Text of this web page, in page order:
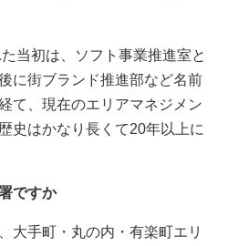
当初は、ソフト事業推進室と
に街ブランド推進部など名前
て、現在のエリアマネジメン
史はかなり長くて20年以上に
ですか
大手町・丸の内・有楽町エリ